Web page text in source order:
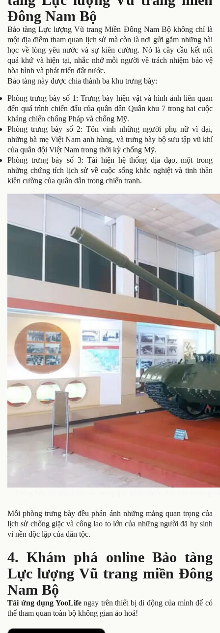
Đông Nam Bộ
Bảo tàng Lực lượng Vũ trang Miền Đông Nam Bộ không chỉ là
một địa điểm tham quan lịch sử mà còn là nơi gửi gắm những bài
học về lòng yêu nước và sự kiên cường. Nó là cây cầu kết nối
quá khứ và hiện tại, nhắc nhở mỗi người về trách nhiệm bảo vệ
hòa bình và phát triển đất nước.
Bảo tàng này được chia thành ba khu trưng bày:
Phòng trưng bày số 1: Trưng bày hiện vật và hình ảnh liên quan
đến quá trình chiến đấu của quân dân Quân khu 7 trong hai cuộc
kháng chiến chống Pháp và chống Mỹ.
Phòng trưng bày số 2: Tôn vinh những người phụ nữ vĩ đại,
những bà mẹ Việt Nam anh hùng, và trưng bày bộ sưu tập vũ khí
của quân đội Việt Nam trong thời kỳ chống Mỹ.
Phòng trưng bày số 3: Tái hiện hệ thống địa đạo, một trong
những chứng tích lịch sử về cuộc sống khắc nghiệt và tinh thần
kiên cường của quân dân trong chiến tranh.
Mỗi phòng trưng bày đều phản ánh những mảng quan trọng của
lịch sử chống giặc và công lao to lớn của những người đã hy sinh
vì nền độc lập của dân tộc.
4. Khám phá online Bảo tàng
Lực lượng Vũ trang miền Đông
Nam Bộ
Tải ứng dụng YooLifengay trên thiết bị di động của mình để có
thể tham quan toàn bộ không gian ảo hoá!